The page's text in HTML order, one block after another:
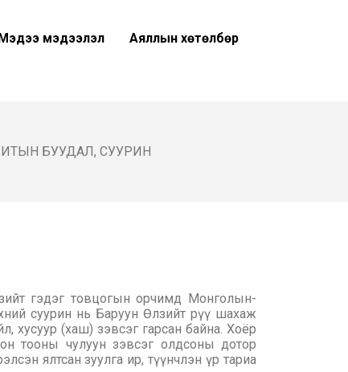
мэдээлэл Аяллын хөтөлбөр
БУУДАЛ, СУУРИН
гэдэг товцогын орчимд Монголын-
суурин нь Баруун Өлзийт рүү шахаж
хусуур (хаш) зэвсэг гарсан байна. Хоёр
тооны чулуун зэвсэг олдсоны дотор
ялтсан зуулга ир, түүнчлэн үр тариа